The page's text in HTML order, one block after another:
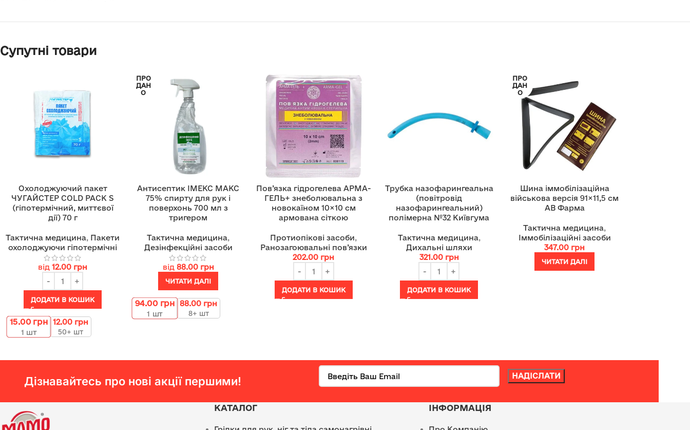
Супутні товари
Охолоджуючий пакет
ЧУГАЙСТЕР COLD PACK S
(гіпотермічний, миттєвої
дії) 70 г
Тактична медицина, Пакети
охолоджуючи гіпотермічні
від12.00 грн
ДОДАТИ В КОШИК
15.00 грн
1 шт
12.00 грн
50+ шт
ПРО
ДАН
О
Антисептик ІМЕКС МАКС
75% спирту для рук і
поверхонь 700 мл з
тригером
Тактична медицина,
Дезінфекційні засоби
від 88.00 грн
ЧИТАТИ ДАЛІ
94.00 грн
1 шт
88.00 грн
8+ шт
Пов’язка гідрогелева АРМА-
ГЕЛЬ+ знеболювальна з
новокаїном 10×10 см
армована сіткою
Протиопікові засоби,
Ранозагоювальні пов’язки
202.00 грн
ДОДАТИ В КОШИК
Трубка назофарингеальна
(повітровід
назофарингеальний)
полімерна №32 Київгума
Тактична медицина,
Дихальні шляхи
321.00 грн
ДОДАТИ В КОШИК
ПРО
ДАН
О
Шина іммобілізаційна
військова версія 91×11,5 см
АВ Фарма
Тактична медицина,
Іммобілізаційні засоби
347.00 грн
ЧИТАТИ ДАЛІ
Дізнавайтесь про нові акції першими!
КАТАЛОГ ІНФОРМАЦІЯ